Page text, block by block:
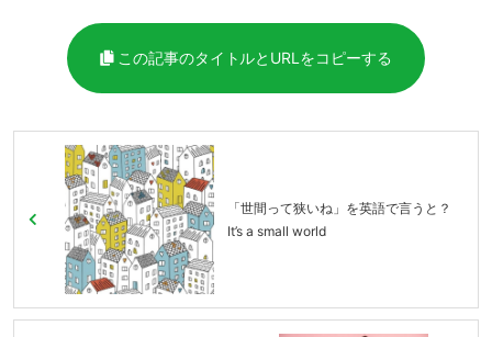
この記事のタイトルとURLをコピーする
「世間って狭いね」を英語で言うと？
It’s a small world